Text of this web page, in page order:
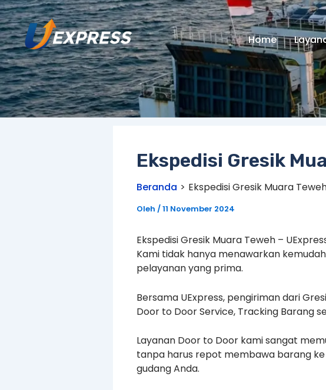
Lewati
ke
konten
Home
Ekspedisi Gresik
Beranda Ekspedisi Gresik Muara
Oleh /11 November 2024
Ekspedisi Gresik Muara Teweh –
Kami tidak hanya menawarkan
pelayanan yang prima.
Bersama UExpress, pengiriman dari
Door to Door Service, Tracking Barang
Layanan Door to Door kami sangat
tanpa harus repot membawa barang
gudang Anda.